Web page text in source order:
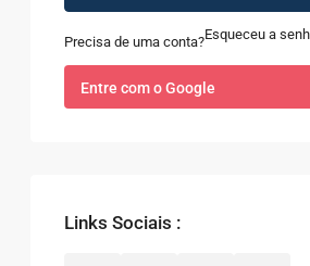
Precisa de uma conta?Esqueceu a
Entre com o Google
Links Sociais :